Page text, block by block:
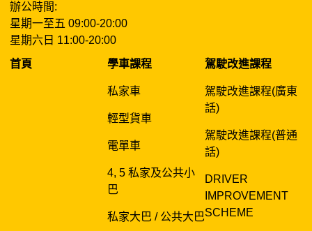
辦公時間:
星期一至五 09:00-20:00
星期六日 11:00-20:00
首頁
學車課程
私家車
輕型貨車
電單車
4, 5 私家及公共小
巴
私家大巴 / 公共大巴
駕駛改進課程
駕駛改進課程(廣東
話)
駕駛改進課程(普通
話)
DRIVER
IMPROVEMENT
SCHEME